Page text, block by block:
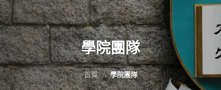
學院團隊
首頁 學院團隊